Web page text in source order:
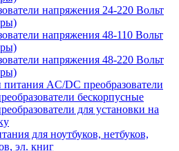
напряжения 24-220 Вольт
напряжения 48-110 Вольт
напряжения 48-220 Вольт
AC/DC преобразователи
бескорпусные
для установки на
для ноутбуков, нетбуков,
эл. книг